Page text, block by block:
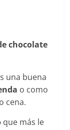
chocolate
una buena
o como
cena.
que más le